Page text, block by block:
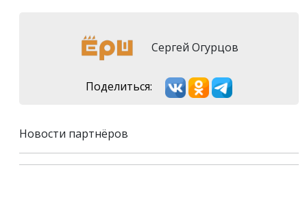
Сергей Огурцов
Поделиться:
Новости партнёров